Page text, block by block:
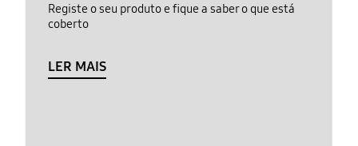
Registe o seu produto e fique a saber o que está
coberto
LER MAIS